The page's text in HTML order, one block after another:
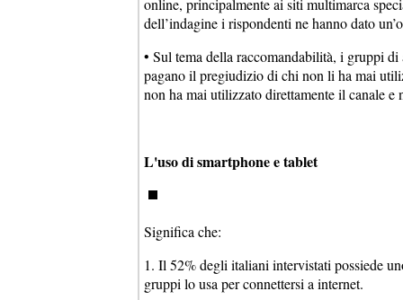
online, principalmente ai siti multimarca
dell’indagine i rispondenti ne hanno dato
• Sul tema della raccomandabilità, i gruppi
pagano il pregiudizio di chi non li ha mai
non ha mai utilizzato direttamente il canale
L'uso di smartphone e tablet
Significa che:
1. Il 52% degli italiani intervistati possiede
gruppi lo usa per connettersi a internet.